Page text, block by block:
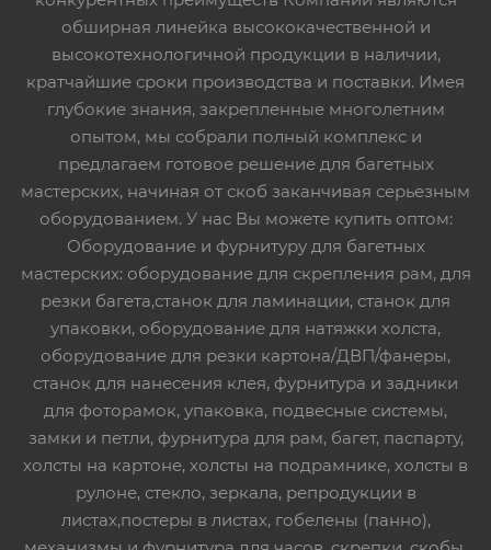
обширная линейка высококачественной и
высокотехнологичной продукции в наличии,
кратчайшие сроки производства и поставки. Имея
глубокие знания, закрепленные многолетним
опытом, мы собрали полный комплекс и
предлагаем готовое решение для багетных
мастерских, начиная от скоб заканчивая серьезным
оборудованием. У нас Вы можете купить оптом:
Оборудование и фурнитуру для багетных
мастерских: оборудование для скрепления рам, для
резки багета,станок для ламинации, станок для
упаковки, оборудование для натяжки холста,
оборудование для резки картона/ДВП/фанеры,
станок для нанесения клея, фурнитура и задники
для фоторамок, упаковка, подвесные системы,
замки и петли, фурнитура для рам, багет, паспарту,
холсты на картоне, холсты на подрамнике, холсты в
рулоне, стекло, зеркала, репродукции в
листах,постеры в листах, гобелены (панно),